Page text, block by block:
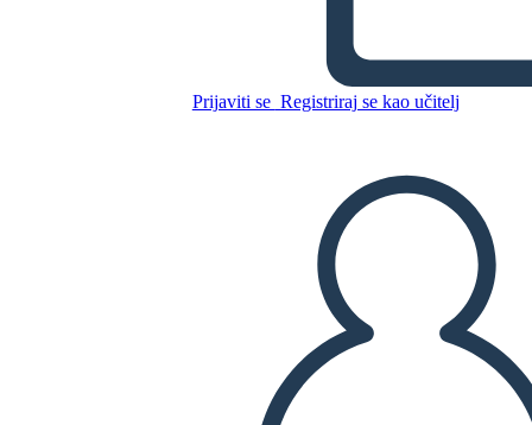
Prijaviti se Registriraj se kao učitelj
modernista
IZRADITE PLOČU SCENARIJA
REPRODUCIRAJ DIJAPROJEKCIJU
ČITAJ MI